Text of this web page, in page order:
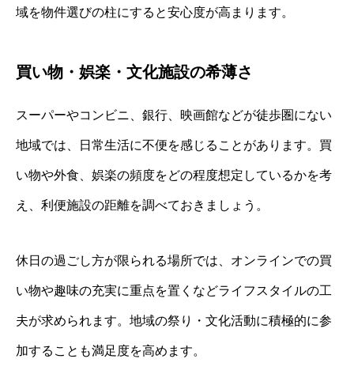
域を物件選びの柱にすると安心度が高まります。
買い物・娯楽・文化施設の希薄さ
スーパーやコンビニ、銀行、映画館などが徒歩圏にない
地域では、日常生活に不便を感じることがあります。買
い物や外食、娯楽の頻度をどの程度想定しているかを考
え、利便施設の距離を調べておきましょう。
休日の過ごし方が限られる場所では、オンラインでの買
い物や趣味の充実に重点を置くなどライフスタイルの工
夫が求められます。地域の祭り・文化活動に積極的に参
加することも満足度を高めます。